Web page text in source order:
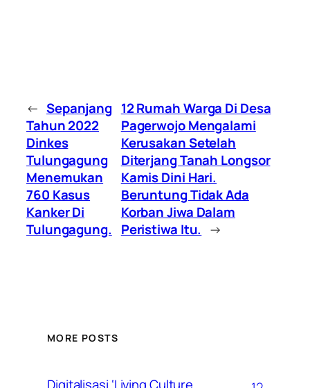
← Sepanjang
Tahun 2022
Dinkes
Tulungagung
Menemukan
760 Kasus
Kanker Di
Tulungagung.
12 Rumah Warga Di Desa
Pagerwojo Mengalami
Kerusakan Setelah
Diterjang Tanah Longsor
Kamis Dini Hari.
Beruntung Tidak Ada
Korban Jiwa Dalam
Peristiwa Itu. →
MORE POSTS
Digitalisasi ‘Living Culture